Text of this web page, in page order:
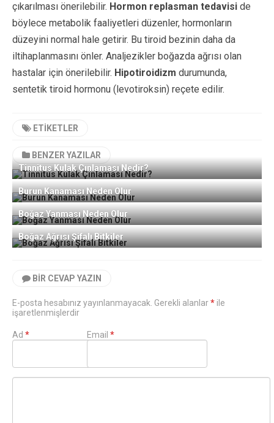
çıkarılması önerilebilir. Hormon replasman tedavisi de
böylece metabolik faaliyetleri düzenler, hormonların
düzeyini normal hale getirir. Bu tiroid bezinin daha da
iltihaplanmasını önler. Analjezikler boğazda ağrısı olan
hastalar için önerilebilir. Hipotiroidizm durumunda,
sentetik tiroid hormonu (levotiroksin) reçete edilir.
ETIKETLER
BENZER YAZILAR
Tinnitus Kulak Çınlaması Nedir?
Burun Kanaması Neden Olur
Boğaz Yanması Neden Olur
Boğaz Ağrısı Şifalı Bitkiler
BIR CEVAP YAZIN
E-posta hesabınız yayınlanmayacak. Gerekli alanlar* ile
işaretlenmişlerdir
Ad * Email*